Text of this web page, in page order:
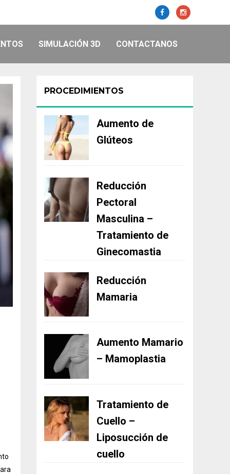
SIMULACIÓN 3D CONTACTANOS
PROCEDIMIENTOS
Aumento de
Glúteos
Reducción
Pectoral
Masculina –
Tratamiento de
Ginecomastia
Reducción
Mamaria
Aumento Mamario
– Mamoplastia
Tratamiento de
Cuello –
Liposucción de
cuello